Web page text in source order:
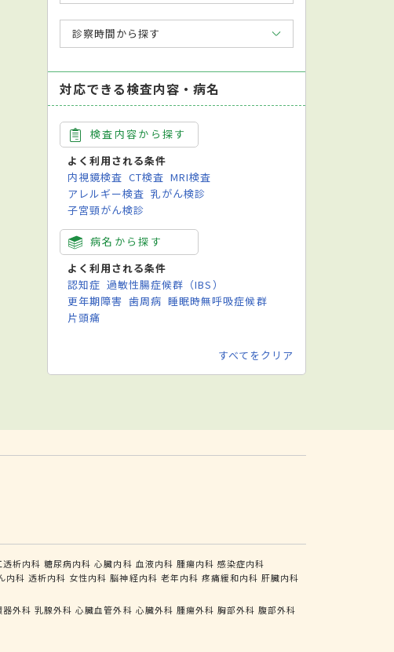
診察時間から探す
対応できる検査内容・病名
検査内容から探す
よく利用される条件
内視鏡検査 CT検査 MRI検査
アレルギー検査 乳がん検診
子宮頸がん検診
病名から探す
よく利用される条件
認知症 過敏性腸症候群（IBS）
更年期障害 歯周病 睡眠時無呼吸症候群
片頭痛
すべてをクリア
透析内科 糖尿病内科 心臓内科 血液内科 腫瘍内科 感染症内科
内科 透析内科 女性内科 脳神経内科 老年内科 疼痛緩和内科 肝臓内科
器外科 乳腺外科 心臓血管外科 心臓外科 腫瘍外科 胸部外科 腹部外科